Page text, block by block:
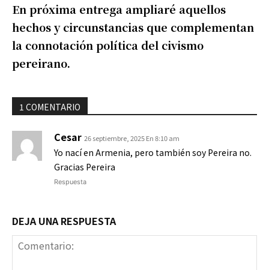
En próxima entrega ampliaré aquellos
hechos y circunstancias que complementan
la connotación política del civismo
pereirano.
1 COMENTARIO
Cesar 26 septiembre, 2025 En 8:10 am
Yo nací en Armenia, pero también soy Pereira no.
Gracias Pereira
Respuesta
DEJA UNA RESPUESTA